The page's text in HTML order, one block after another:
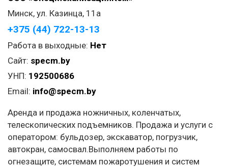
Минск, ул. Казинца, 11а
+375 (44) 722-13-13
Работа в выходные: Нет
Сайт: specm.by
УНП: 192500686
Email: info@specm.by
Аренда и продажа ножничных, коленчатых,
телескопических подъемников. Продажа и услуги с
оператором: бульдозер, экскаватор, погрузчик,
автокран, самосвал.Выполняем работы по
огнезащите, системам пожаротушения и систем